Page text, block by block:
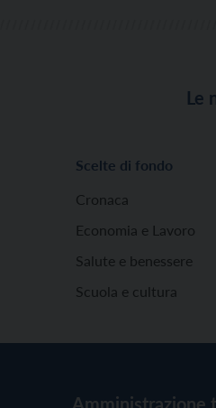
Le
Scelte di fondo
Cronaca
Economia e Lavoro
Salute e benessere
Scuola e cultura
Amministrazione